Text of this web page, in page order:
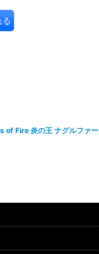
Fire 炎の王 ナグルファー